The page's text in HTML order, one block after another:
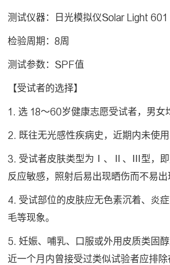
测试仪器：日光模拟仪Solar Light 601
检验周期：8周
测试参数：SPF值
【受试者的选择】
1. 选 18～60岁健康志愿受试者，男女
2. 既往无光感性疾病史，近期内未使用
3. 受试者皮肤类型为Ⅰ、Ⅱ、Ⅲ型，即
反应敏感，照射后易出现晒伤而不易出
4. 受试部位的皮肤应无色素沉着、炎
毛等现象。
5. 妊娠、哺乳、口服或外用皮质类固
近一个月内曾接受过类似试验者应排除